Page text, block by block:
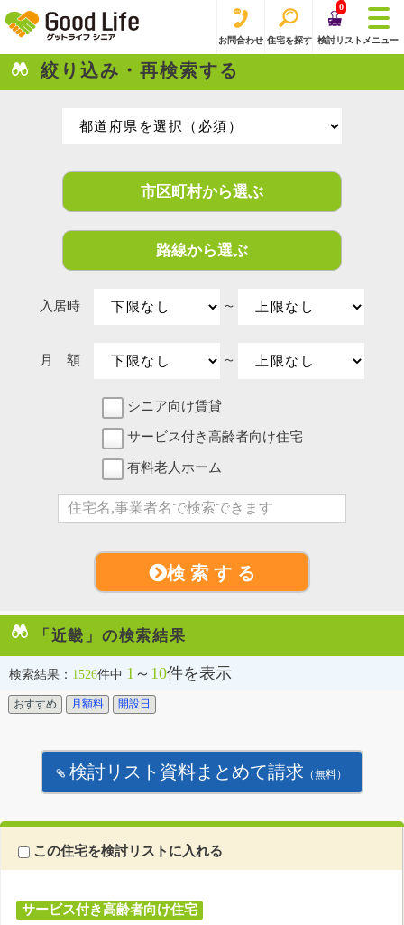
お問合わせ 住宅を探す
0
検討リスト メニュー
絞り込み・再検索する
市区町村から選ぶ
路線から選ぶ
入居時 〜
月 額 〜
シニア向け賃貸
サービス付き高齢者向け住宅
有料老人ホーム
検 索 す る
「近畿」の検索結果
検索結果： 1526件中 1 ～ 10件を表示
おすすめ 月額料 開設日
検討リスト資料まとめて請求 （無料）
この住宅を検討リストに入れる
サービス付き高齢者向け住宅